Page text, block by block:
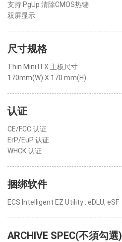
支持 PgUp 清除CMOS热键
双屏显示
尺寸规格
Thin Mini ITX 主板尺寸
170mm(W) X 170 mm(H)
认证
CE/FCC 认证
ErP/EuP 认证
WHCK 认证
捆绑软件
ECS Intelligent EZ Utility : eDLU, eSF
ARCHIVE SPEC(不須勾選)